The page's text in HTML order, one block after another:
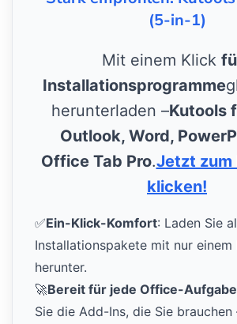
(5-in-1)
Mit einem Klick
Installationsprogramme
herunterladen –Kutools
Outlook, Word,
Office Tab Pro.Jetzt zum
klicken!
✅Ein-Klick-Komfort: Laden Sie
Installationspakete mit nur einem
herunter.
🚀Bereit für jede Office-Aufgabe
Sie die Add-Ins, die Sie brauchen